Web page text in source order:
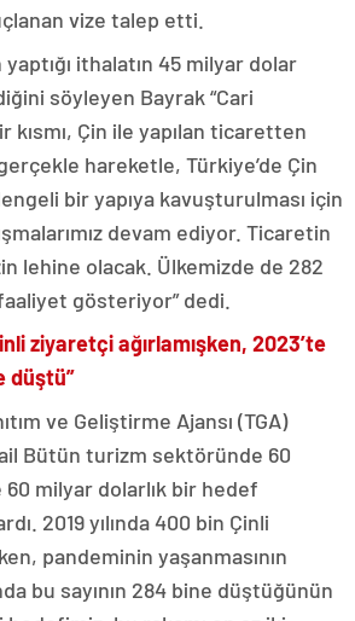
vize talep etti.
yaptığı ithalatın 45 milyar dolar
söyleyen Bayrak “Cari
kısmı, Çin ile yapılan ticaretten
hareketle, Türkiye’de Çin
bir yapıya kavuşturulması için
devam ediyor. Ticaretin
lehine olacak. Ülkemizde de 282
gösteriyor” dedi.
ziyaretçi ağırlamışken, 2023’te
düştü”
ve Geliştirme Ajansı (TGA)
Bütün turizm sektöründe 60
milyar dolarlık bir hedef
2019 yılında 400 bin Çinli
pandeminin yaşanmasının
bu sayının 284 bine düştüğünün